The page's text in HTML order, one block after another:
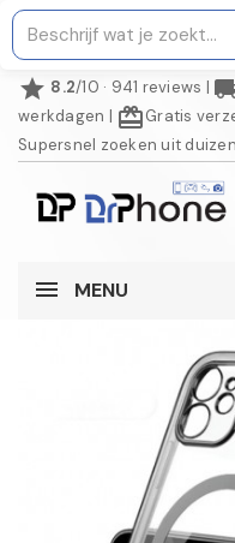
star 8.2/10 · 941 reviews |
werkdagen | redeemGratis
Supersnel zoeken uit
MENU